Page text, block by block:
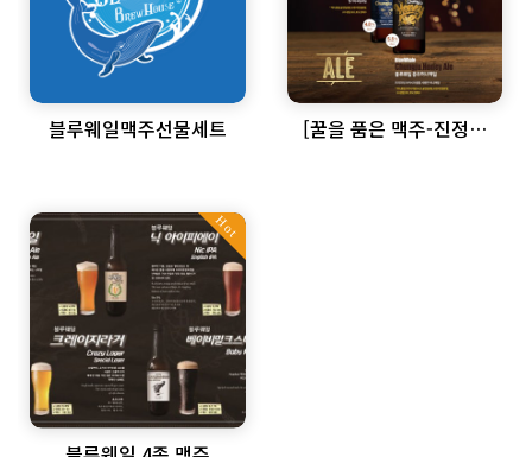
블루웨일맥주선물세트
[꿀을 품은 맥주-진정한
Hot